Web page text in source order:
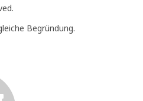
Begründung.